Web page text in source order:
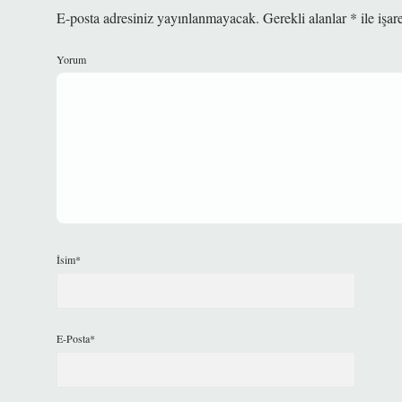
E-posta adresiniz yayınlanmayacak. Gerekli alanlar* ile
Yorum
İsim*
E-Posta*